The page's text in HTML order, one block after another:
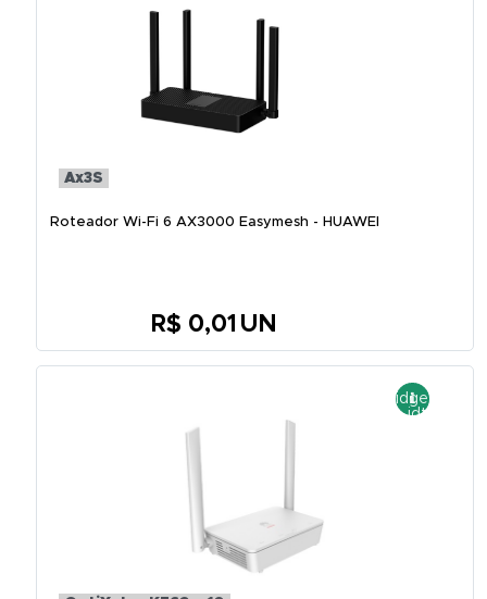
Ax3S
Roteador Wi-Fi 6 AX3000 Easymesh - HUAWEI
R$ 0,01 UN